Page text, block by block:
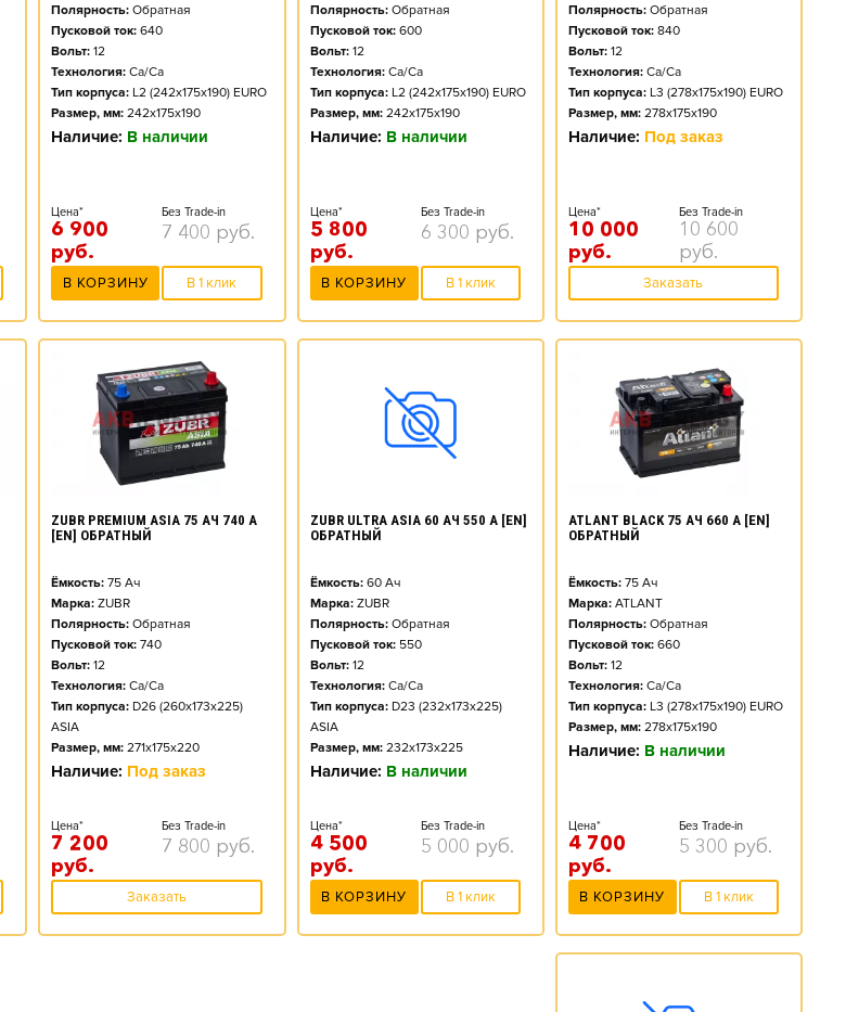
Полярность: Обратная
Пусковой ток: 640
Вольт: 12
Технология: Ca/Ca
Тип корпуса: L2 (242x175x190) EURO
Размер, мм: 242x175x190
Наличие: В наличии
Цена*
6 900
руб.
Без Trade-in
7 400 руб.
В КОРЗИНУ В 1 клик
Полярность: Обратная
Пусковой ток: 600
Вольт: 12
Технология: Ca/Ca
Тип корпуса: L2 (242x175x190) EURO
Размер, мм: 242x175x190
Наличие: В наличии
Цена*
5 800
руб.
Без Trade-in
6 300 руб.
В КОРЗИНУ В 1 клик
Полярность: Обратная
Пусковой ток: 840
Вольт: 12
Технология: Ca/Ca
Тип корпуса: L3 (278x175x190) EURO
Размер, мм: 278x175x190
Наличие: Под заказ
Цена*
10 000
руб.
Без Trade-in
10 600
руб.
Заказать
ZUBR PREMIUM ASIA 75 АЧ 740 А
[EN] ОБРАТНЫЙ
Ёмкость: 75 Ач
Марка: ZUBR
Полярность: Обратная
Пусковой ток: 740
Вольт: 12
Технология: Ca/Ca
Тип корпуса: D26 (260x173x225)
ASIA
Размер, мм: 271x175x220
Наличие: Под заказ
Цена*
7 200
руб.
Без Trade-in
7 800 руб.
Заказать
ZUBR ULTRA ASIA 60 АЧ 550 А [EN]
ОБРАТНЫЙ
Ёмкость: 60Ач
Марка: ZUBR
Полярность: Обратная
Пусковой ток: 550
Вольт: 12
Технология: Ca/Ca
Тип корпуса: D23 (232x173x225)
ASIA
Размер, мм: 232x173x225
Наличие: В наличии
Цена*
4 500
руб.
Без Trade-in
5 000 руб.
В КОРЗИНУ В 1 клик
ATLANT BLACK 75 АЧ 660 А [EN]
ОБРАТНЫЙ
Ёмкость: 75Ач
Марка: ATLANT
Полярность: Обратная
Пусковой ток: 660
Вольт: 12
Технология: Ca/Ca
Тип корпуса: L3 (278x175x190) EURO
Размер, мм: 278x175x190
Наличие: В наличии
Цена*
4 700
руб.
Без Trade-in
5 300 руб.
В КОРЗИНУ В 1 клик